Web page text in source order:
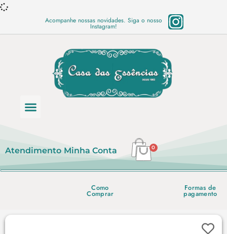
Acompanhe nossas novidades. Siga o nosso
Instagram!
Atendimento Minha Conta 0
Como
Comprar
Formas de
pagamento